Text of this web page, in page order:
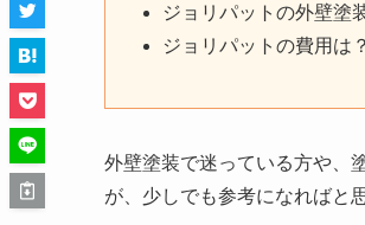
ジョリパットの外壁塗
ジョリパットの費用は？
外壁塗装で迷っている方や、
が、少しでも参考になればと